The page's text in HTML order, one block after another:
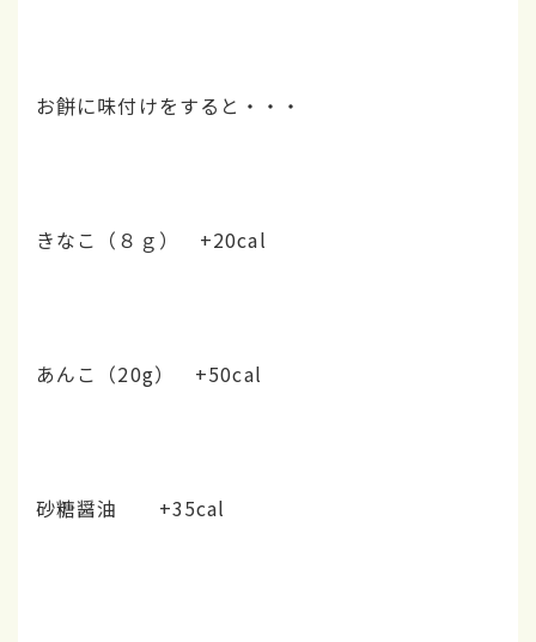
お餅に味付けをすると・・・
きなこ（８ｇ） +20cal
あんこ（20g） +50cal
砂糖醤油 +35cal